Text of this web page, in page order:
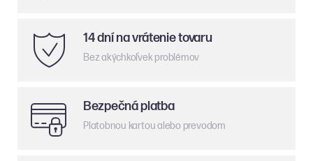
14 dní na vrátenie tovaru
Bez akýchkoľvek problémov
Bezpečná platba
Platobnou kartou alebo prevodom